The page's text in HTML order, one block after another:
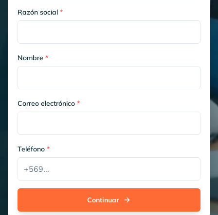
Razón social *
Nombre *
Correo electrónico *
Teléfono *
Continuar